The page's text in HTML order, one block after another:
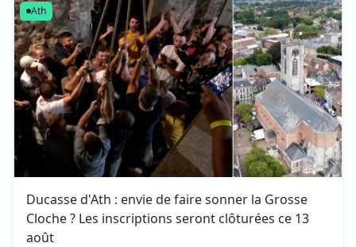
Ath
Ducasse d'Ath : envie de faire sonner la Grosse
Cloche ? Les inscriptions seront clôturées ce 13
août